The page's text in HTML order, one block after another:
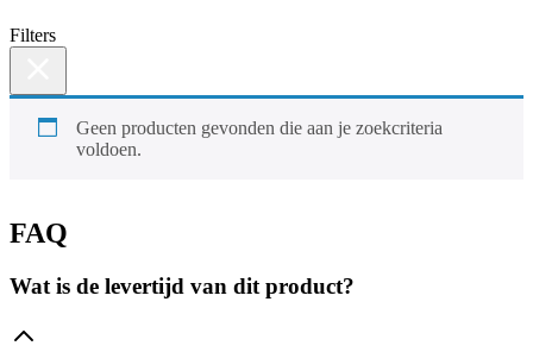
Filters
Geen producten gevonden die aan je zoekcriteria
voldoen.
FAQ
Wat is de levertijd van dit product?